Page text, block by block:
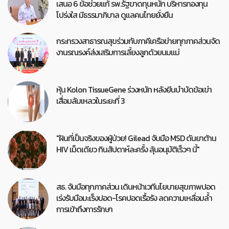
เสนอ 6 ข้อช่วยแก้ รพ.รัฐขาดทุนหนัก บริหารกองทุน
โปร่งใส มีธรรมาภิบาล ดูแลคนไทยยั่งยืน
กระทรวงสาธารณสุขร่วมกับภาคีเครือข่ายทุกภาคส่วนจัด
งานรณรงค์ส่งเสริมการเลี้ยงลูกด้วยนมแม่
หุ้น Kolon TissueGene ร่วงหนัก หลังยีนบำบัดข้อเข่า
เสื่อมล้มเหลวในระยะที่ 3
"ฝันที่เป็นจริงของผู้ป่วย! Gilead จับมือ MSD ดันยาต้าน
HIV เม็ดเดียว กินสัปดาห์ละครั้ง ลุ้นอนุมัติเร็วๆ นี้"
สธ. จับมือทุกภาคส่วน เดินหน้าเวทีนโยบายสุขภาพปอด
เร่งรับมือมะเร็งปอด-โรคปอดเรื้อรัง ลดความเหลื่อมล้ำ
การเข้าถึงการรักษา